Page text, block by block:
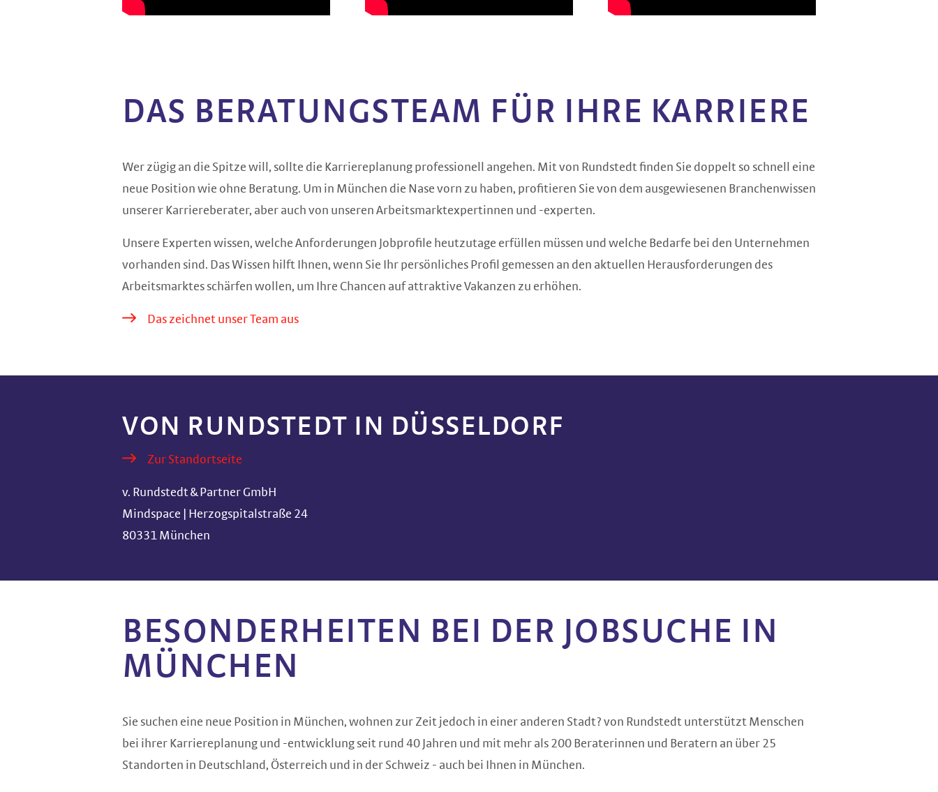
DAS BERATUNGSTEAM FÜR IHRE KARRIERE
Wer zügig an die Spitze will, sollte die Karriereplanung professionell angehen. Mit von Rundstedt finden Sie doppelt so schnell eine
neue Position wie ohne Beratung. Um in München die Nase vorn zu haben, profitieren Sie von dem ausgewiesenen Branchenwissen
unserer Karriereberater, aber auch von unseren Arbeitsmarktexpertinnen und -experten.
Unsere Experten wissen, welche Anforderungen Jobprofile heutzutage erfüllen müssen und welche Bedarfe bei den Unternehmen
vorhanden sind. Das Wissen hilft Ihnen, wenn Sie Ihr persönliches Profil gemessen an den aktuellen Herausforderungen des
Arbeitsmarktes schärfen wollen, um Ihre Chancen auf attraktive Vakanzen zu erhöhen.
Das zeichnet unser Team aus
VON RUNDSTEDT IN DÜSSELDORF
Zur Standortseite
v. Rundstedt & Partner GmbH
Mindspace | Herzogspitalstraße 24
80331 München
BESONDERHEITEN BEI DER JOBSUCHE IN
MÜNCHEN
Sie suchen eine neue Position in München, wohnen zur Zeit jedoch in einer anderen Stadt? von Rundstedt unterstützt Menschen
bei ihrer Karriereplanung und -entwicklung seit rund 40 Jahren und mit mehr als 200 Beraterinnen und Beratern an über 25
Standorten in Deutschland, Österreich und in der Schweiz - auch bei Ihnen in München.